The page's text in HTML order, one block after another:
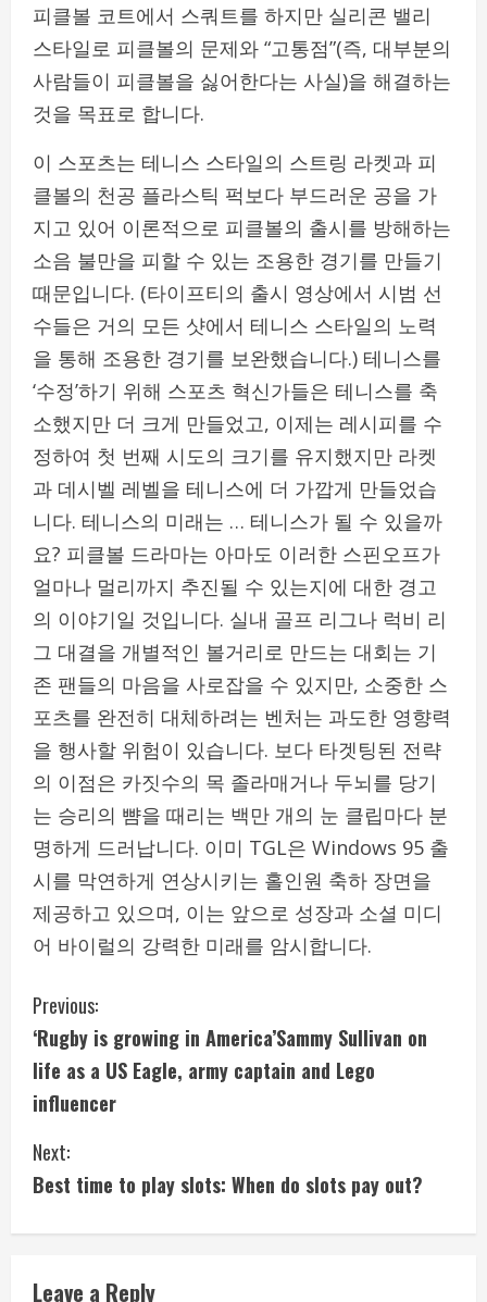
피클볼 코트에서 스쿼트를 하지만 실리콘 밸리
스타일로 피클볼의 문제와 “고통점”(즉, 대부분의
사람들이 피클볼을 싫어한다는 사실)을 해결하는
것을 목표로 합니다.
이 스포츠는 테니스 스타일의 스트링 라켓과 피
클볼의 천공 플라스틱 퍽보다 부드러운 공을 가
지고 있어 이론적으로 피클볼의 출시를 방해하는
소음 불만을 피할 수 있는 조용한 경기를 만들기
때문입니다. (타이프티의 출시 영상에서 시범 선
수들은 거의 모든 샷에서 테니스 스타일의 노력
을 통해 조용한 경기를 보완했습니다.) 테니스를
‘수정’하기 위해 스포츠 혁신가들은 테니스를 축
소했지만 더 크게 만들었고, 이제는 레시피를 수
정하여 첫 번째 시도의 크기를 유지했지만 라켓
과 데시벨 레벨을 테니스에 더 가깝게 만들었습
니다. 테니스의 미래는 … 테니스가 될 수 있을까
요? 피클볼 드라마는 아마도 이러한 스핀오프가
얼마나 멀리까지 추진될 수 있는지에 대한 경고
의 이야기일 것입니다. 실내 골프 리그나 럭비 리
그 대결을 개별적인 볼거리로 만드는 대회는 기
존 팬들의 마음을 사로잡을 수 있지만, 소중한 스
포츠를 완전히 대체하려는 벤처는 과도한 영향력
을 행사할 위험이 있습니다. 보다 타겟팅된 전략
의 이점은 카짓수의 목 졸라매거나 두뇌를 당기
는 승리의 뺨을 때리는 백만 개의 눈 클립마다 분
명하게 드러납니다. 이미 TGL은 Windows 95 출
시를 막연하게 연상시키는 홀인원 축하 장면을
제공하고 있으며, 이는 앞으로 성장과 소셜 미디
어 바이럴의 강력한 미래를 암시합니다.
C
o
n
t
i
n
u
Previous:
‘Rugby is growing in America’Sammy Sullivan on
life as a US Eagle, army captain and Lego
influencer
Next:
Best time to play slots: When do slots pay out?
Leave a Reply